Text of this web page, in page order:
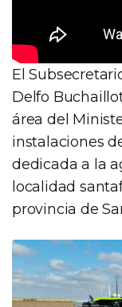
El
Delfo
área del
instalaciones
dedicada a la
localidad
provincia de